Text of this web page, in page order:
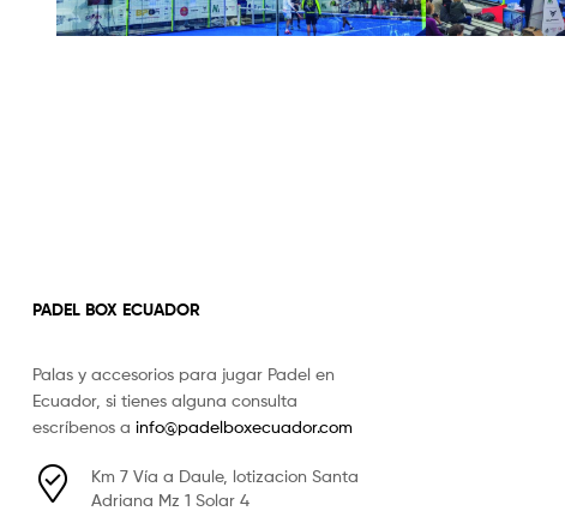
PADEL BOX ECUADOR
Palas y accesorios para jugar Padel en
Ecuador, si tienes alguna consulta
escríbenos a info@padelboxecuador.com
Km 7 Vía a Daule, lotizacion Santa
Adriana Mz 1 Solar 4